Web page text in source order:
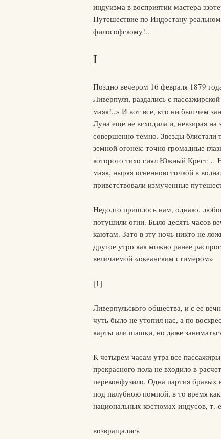
индуизма в восприятии мастера
Путешествие по Индостану
философскому!..
I
Поздно вечером 16 февраля 1879
Ливерпуля, раздались с
маяк!..» И вот все, кто ни был чем
Луна еще не всходила и, невзирая на
совершенно темно. Звезды блистали
земной огонек: точно громадные
которого тихо сиял Южный Крест…
маяк, ныряя огненною точкой в
приветствовали измученные
Недолго пришлось нам, однако,
потушили огни. Было десять часов
каютам. Зато в эту ночь никто не
другое утро как можно ранее
величаемой «океанским стимером»
[1]
Ливерпульского общества, и с ее
чуть было не утопил нас, а по
карты или шашки, но даже
К четырем часам утра все
прекрасного пола не входило в
переконфузило. Одна партия
под палубною помпой, в то время
национальных костюмах индусов, т.
возвращались